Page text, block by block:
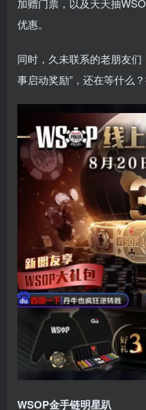
加赠门票，以及天天抽
优惠。
同时，久未联系的老朋友
事启动奖励”，还在等什么
WSOP金手链明星趴